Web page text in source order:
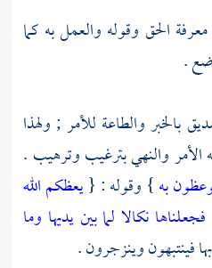
الحق وقوله والعمل به كما
.
بالخبر والطاعة للأمر ; ولهذا
الأمر والنهي بترغيب وترهيب .
به} وقوله : {يعظكم الله
فجعلناها نكالا لما بين يديها وما
فينتبهون وينزجرون .